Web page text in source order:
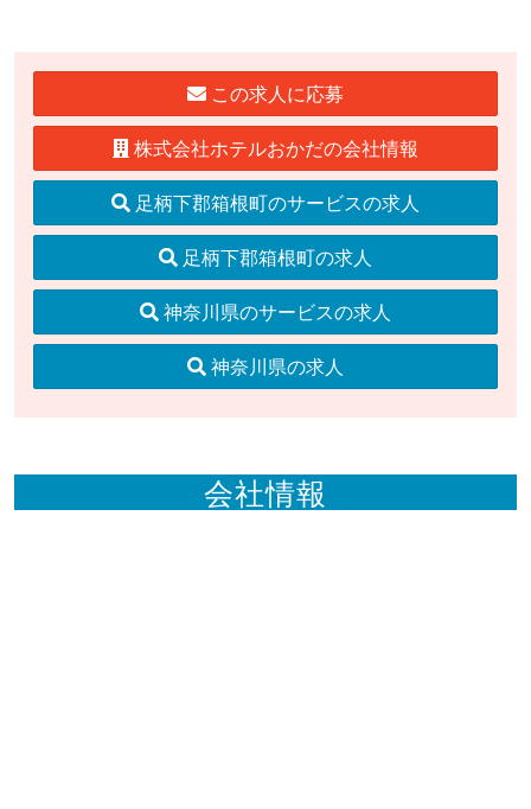
この求人に応募
株式会社ホテルおかだの会社情報
足柄下郡箱根町のサービスの求人
足柄下郡箱根町の求人
神奈川県のサービスの求人
神奈川県の求人
会社情報